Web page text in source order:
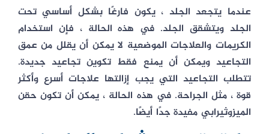
عندما يتجعد الجلد ، يكون فارغًا بشكل أساسي تحت
الجلد ويتشقق الجلد. في هذه الحالة ، فإن استخدام
الكريمات والعلاجات الموضعية لا يمكن أن يقلل من عمق
التجاعيد ويمكن أن يمنع فقط تكوين تجاعيد جديدة.
تتطلب التجاعيد التي يجب إزالتها علاجات أسرع وأكثر
قوة ، مثل الجراحة. في هذه الحالة ، يمكن أن تكون حقن
الميزوثيرابي مفيدة جدًا أيضًا.